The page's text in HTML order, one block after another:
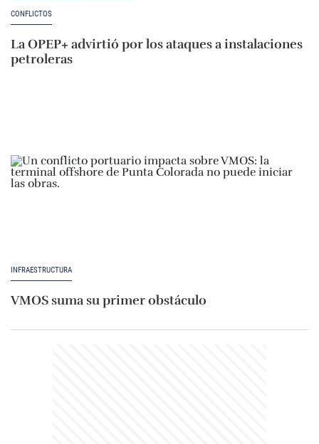
CONFLICTOS
La OPEP+ advirtió por los ataques a instalaciones
petroleras
INFRAESTRUCTURA
VMOS suma su primer obstáculo